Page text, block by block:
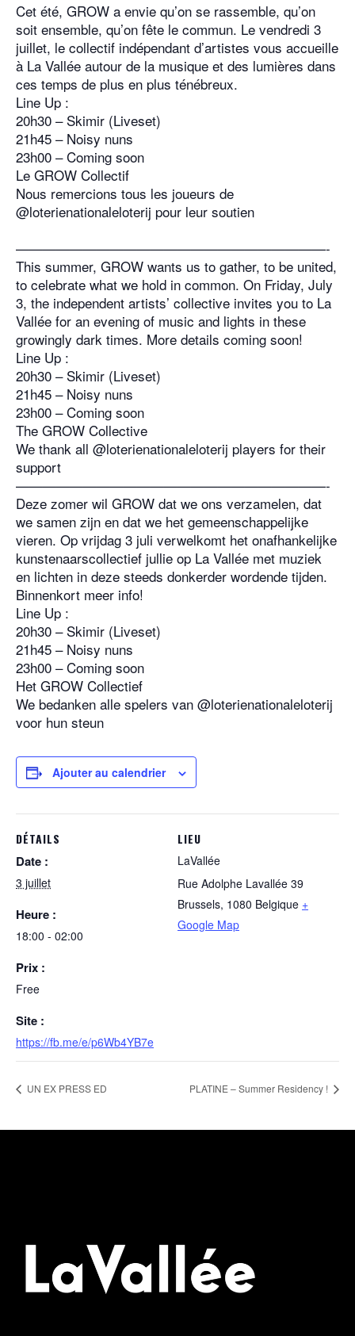
Cet été, GROW a envie qu’on se rassemble, qu’on
soit ensemble, qu’on fête le commun. Le vendredi 3
juillet, le collectif indépendant d’artistes vous accueille
à La Vallée autour de la musique et des lumières dans
ces temps de plus en plus ténébreux.
Line Up :
20h30 – Skimir (Liveset)
21h45 – Noisy nuns
23h00 – Coming soon
Le GROW Collectif
Nous remercions tous les joueurs de
@loterienationaleloterij pour leur soutien
———————————————————————-
This summer, GROW wants us to gather, to be united,
to celebrate what we hold in common. On Friday, July
3, the independent artists’ collective invites you to La
Vallée for an evening of music and lights in these
growingly dark times. More details coming soon!
Line Up :
20h30 – Skimir (Liveset)
21h45 – Noisy nuns
23h00 – Coming soon
The GROW Collective
We thank all @loterienationaleloterij players for their
support
———————————————————————-
Deze zomer wil GROW dat we ons verzamelen, dat
we samen zijn en dat we het gemeenschappelijke
vieren. Op vrijdag 3 juli verwelkomt het onafhankelijke
kunstenaarscollectief jullie op La Vallée met muziek
en lichten in deze steeds donkerder wordende tijden.
Binnenkort meer info!
Line Up :
20h30 – Skimir (Liveset)
21h45 – Noisy nuns
23h00 – Coming soon
Het GROW Collectief
We bedanken alle spelers van @loterienationaleloterij
voor hun steun
Ajouter au calendrier
DÉTAILS
Date :
3 juillet
Heure :
18:00 - 02:00
Prix :
Free
Site :
https://fb.me/e/p6Wb4YB7e
LIEU
LaVallée
Rue Adolphe Lavallée 39
Brussels, 1080 Belgique +
Google Map
UN EX PRESS ED PLATINE – Summer Residency !